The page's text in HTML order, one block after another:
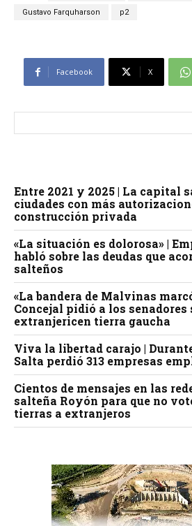
Gustavo Farquharson p2
Facebook X
Entre 2021 y 2025 | La capital
ciudades con más
construcción privada
«La situación es dolorosa» |
habló sobre las deudas que
salteños
«La bandera de Malvinas
Concejal pidió a los senadores
extranjericen tierra gaucha
Viva la libertad carajo |
Salta perdió 313 empresas
Cientos de mensajes en las
salteña Royón para que no
tierras a extranjeros